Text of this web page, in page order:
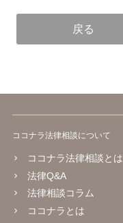
ココナラ法律相談について
ココナラ法律相談とは
法律Q&A
法律相談コラム
ココナラとは